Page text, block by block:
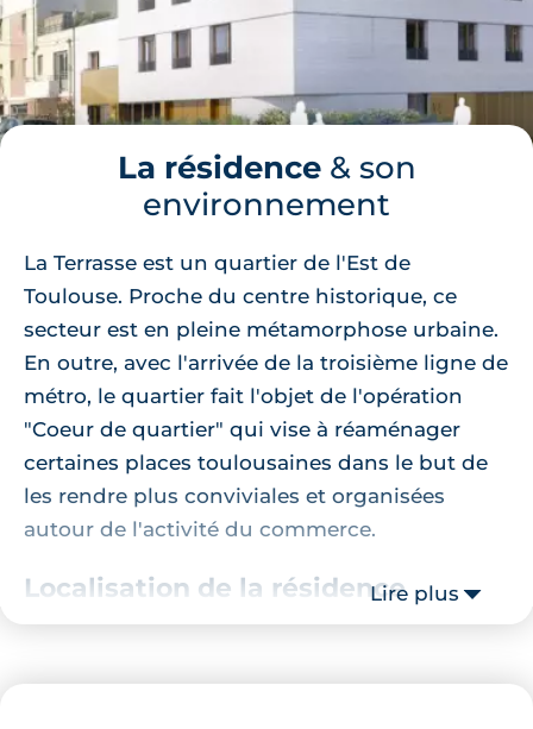
La résidence& son
environnement
La Terrasse est un quartier de l'Est de
Toulouse. Proche du centre historique, ce
secteur est en pleine métamorphose urbaine.
En outre, avec l'arrivée de la troisième ligne de
métro, le quartier fait l'objet de l'opération
"Coeur de quartier" qui vise à réaménager
certaines places toulousaines dans le but de
les rendre plus conviviales et organisées
autour de l'activité du commerce.
Localisation de la résidence
avenue de Saint-Exupéry, dans le quartier
Lire plus